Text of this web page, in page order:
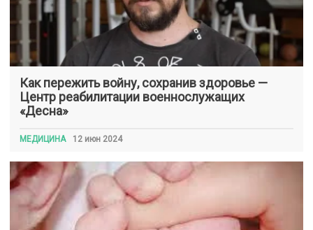
Как пережить войну, сохранив здоровье —
Центр реабилитации военнослужащих
«Десна»
МЕДИЦИНА 12 июн 2024